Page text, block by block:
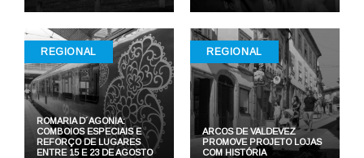
REGIONAL
ROMARIA D´AGONIA:
COMBOIOS ESPECIAIS E
REFORÇO DE LUGARES
ENTRE 15 E 23 DE AGOSTO
REGIONAL
ARCOS DE VALDEVEZ
PROMOVE PROJETO LOJAS
COM HISTÓRIA